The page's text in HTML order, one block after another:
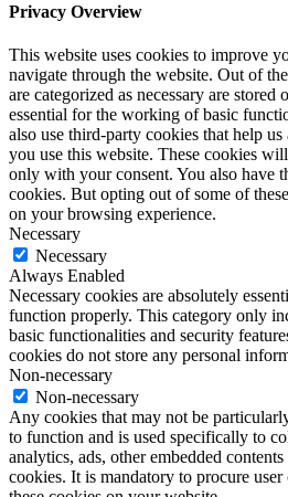
Privacy Overview
This website uses cookies to improve
navigate through the website. Out of
are categorized as necessary are stored
essential for the working of basic
also use third-party cookies that help
you use this website. These cookies
only with your consent. You also have
cookies. But opting out of some of
on your browsing experience.
Necessary
Necessary
Always Enabled
Necessary cookies are absolutely
function properly. This category only
basic functionalities and security
cookies do not store any personal
Non-necessary
Non-necessary
Any cookies that may not be
to function and is used specifically to
analytics, ads, other embedded
cookies. It is mandatory to procure